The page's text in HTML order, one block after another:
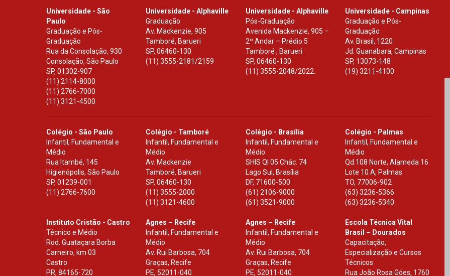
Universidade - São
Paulo
Graduação e Pós-
Graduação
Rua da Consolação, 930
Consolação, São Paulo
SP, 01302-907
(11) 2114-8000
(11) 2766-7000
(11) 3121-4500
Universidade - Alphaville
Graduação
Av. Mackenzie, 905
Tamboré, Barueri
SP,06460-130
(11) 3555-2181/2159
Universidade - Alphaville
Pós-Graduação
Avenida Mackenzie, 905 –
2º Andar – Prédio 5
Tamboré , Barueri
SP, 06460-130
(11) 3555-2048/2022.
Universidade - Campinas
Graduação e Pós-
Graduação
Av. Brasil, 1220
Jd. Guanabara, Campinas
SP, 13073-148
(19) 3211-4100
Colégio - São Paulo
Infantil, Fundamental e
Médio
Rua Itambé, 145
Higienópolis, São Paulo
SP, 01239-001
(11) 2766-7600
Colégio - Tamboré
Infantil, Fundamental e
Médio
Av. Mackenzie
Tamboré, Barueri
SP,06460-130
(11) 3555-2000
(11) 3121-4600
Colégio - Brasília
Infantil, Fundamental e
Médio
SHIS Ql 05 Chác. 74
Lago Sul, Brasília
DF, 71600-500
(61) 2106-9000
(61) 3521-9000
Colégio - Palmas
Infantil, Fundamental e
Médio
Qd.108 Norte, Alameda 16
Lote 10 A, Palmas
TO, 77006-902
(63) 3236-5366
(63) 3236-5340
Instituto Cristão - Castro
Técnico e Médio
Rod. Guataçara Borba
Carneiro, km 03
Castro
PR, 84165-720
Agnes – Recife
Infantil, Fundamental e
Médio
Av. Rui Barbosa, 704
Graças, Recife
PE, 52011-040
Agnes – Recife
Infantil, Fundamental e
Médio
Av. Rui Barbosa, 704
Graças, Recife
PE, 52011-040
Escola Técnica Vital
Brasil – Dourados
Capacitação,
Especialização e Cursos
Técnicos
Rua João Rosa Góes, 1760